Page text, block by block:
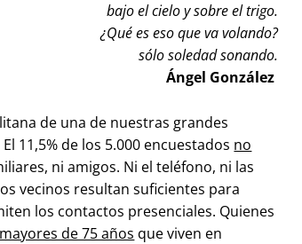
bajo el cielo y sobre el trigo.
¿Qué es eso que va volando?
sólo soledad sonando.
Ángel González
de una de nuestras grandes
11,5% de los 5.000 encuestados no
ni amigos. Ni el teléfono, ni las
vecinos resultan suficientes para
los contactos presenciales. Quienes
de 75 años que viven en